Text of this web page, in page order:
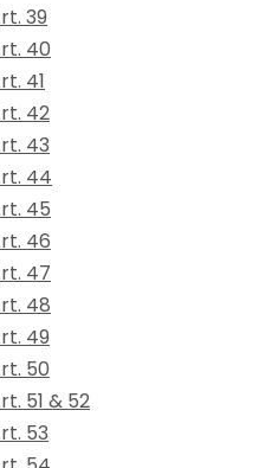
39
40
41
42
43
44
45
46
47
48
49
50
51 & 52
53